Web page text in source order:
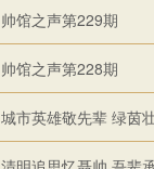
帅馆之声第229期
帅馆之声第228期
城市英雄敬先辈 绿茵